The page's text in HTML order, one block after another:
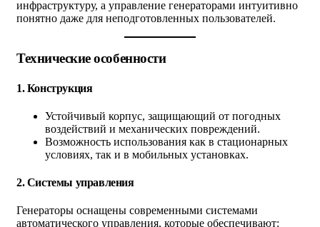
инфраструктуру, а управление генераторами интуитивно
понятно даже для неподготовленных пользователей.
Технические особенности
1.Конструкция
Устойчивый корпус, защищающий от погодных
воздействий и механических повреждений.
Возможность использования как в стационарных
условиях, так и в мобильных установках.
2.Системы управления
Генераторы оснащены современными системами
автоматического управления, которые обеспечивают: